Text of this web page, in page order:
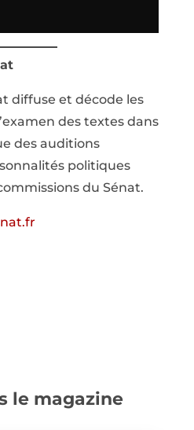
diffuse et décode les
des textes dans
des auditions
politiques
du Sénat.
le magazine